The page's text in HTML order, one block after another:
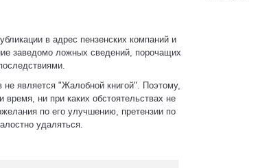
в адрес пензенских компаний и
заведомо ложных сведений, порочащих
является "Жалобной книгой". Поэтому,
ни при каких обстоятельствах не
по его улучшению, претензии по
удаляться.